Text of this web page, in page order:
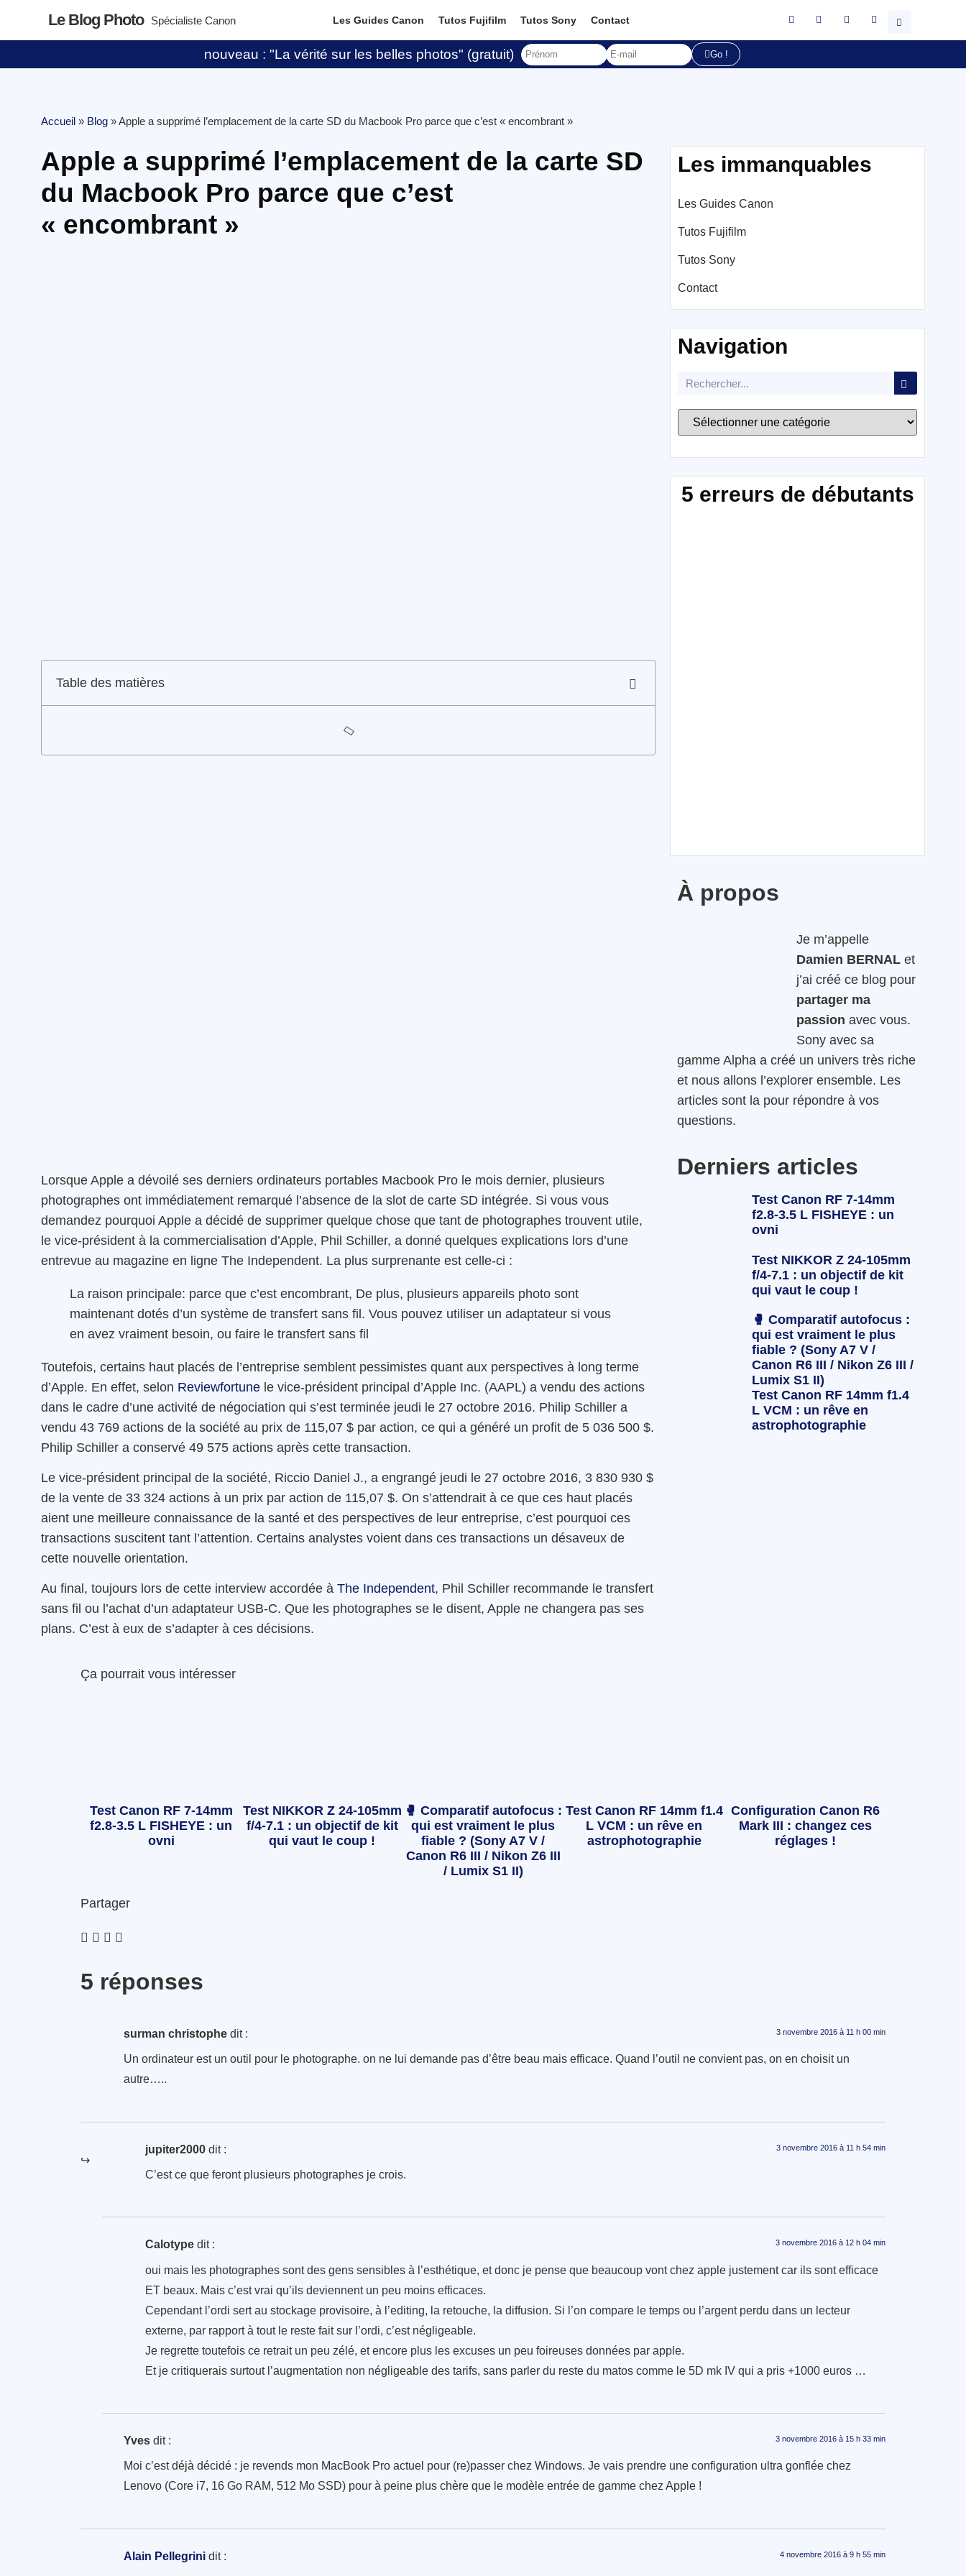
Le Blog Photo Spécialiste Canon Les Guides Canon Tutos Fujifilm Tutos Sony Contact
nouveau : "La vérité sur les belles photos" (gratuit) Go !
Accueil » Blog »Apple a supprimé l’emplacement de la carte SD du Macbook Pro parce que c’est « encombrant »
Apple a supprimé l’emplacement de la carte SD
du Macbook Pro parce que c’est
« encombrant »
Table des matières
Lorsque Apple a dévoilé ses derniers ordinateurs portables Macbook Pro le mois dernier, plusieurs
photographes ont immédiatement remarqué l’absence de la slot de carte SD intégrée. Si vous vous
demandez pourquoi Apple a décidé de supprimer quelque chose que tant de photographes trouvent utile,
le vice-président à la commercialisation d’Apple, Phil Schiller, a donné quelques explications lors d’une
entrevue au magazine en ligne The Independent. La plus surprenante est celle-ci :
La raison principale: parce que c’est encombrant, De plus, plusieurs appareils photo sont
maintenant dotés d’un système de transfert sans fil. Vous pouvez utiliser un adaptateur si vous
en avez vraiment besoin, ou faire le transfert sans fil
Toutefois, certains haut placés de l’entreprise semblent pessimistes quant aux perspectives à long terme
d’Apple. En effet, selon Reviewfortune le vice-président principal d’Apple Inc. (AAPL) a vendu des actions
dans le cadre d’une activité de négociation qui s’est terminée jeudi le 27 octobre 2016. Philip Schiller a
vendu 43 769 actions de la société au prix de 115,07 $ par action, ce qui a généré un profit de 5 036 500 $.
Philip Schiller a conservé 49 575 actions après cette transaction.
Le vice-président principal de la société, Riccio Daniel J., a engrangé jeudi le 27 octobre 2016, 3 830 930 $
de la vente de 33 324 actions à un prix par action de 115,07 $. On s’attendrait à ce que ces haut placés
aient une meilleure connaissance de la santé et des perspectives de leur entreprise, c’est pourquoi ces
transactions suscitent tant l’attention. Certains analystes voient dans ces transactions un désaveux de
cette nouvelle orientation.
Au final, toujours lors de cette interview accordée à The Independent, Phil Schiller recommande le transfert
sans fil ou l’achat d’un adaptateur USB-C. Que les photographes se le disent, Apple ne changera pas ses
plans. C’est à eux de s’adapter à ces décisions.
Les immanquables
Les Guides Canon
Tutos Fujifilm
Tutos Sony
Contact
Navigation
5 erreurs de débutants
À propos
Je m’appelle
Damien BERNAL et
j’ai créé ce blog pour
partager ma
passion avec vous.
Sony avec sa
gamme Alpha a créé un univers très riche
et nous allons l’explorer ensemble. Les
articles sont la pour répondre à vos
questions.
Derniers articles
Test Canon RF 7-14mm
f2.8-3.5 L FISHEYE : un
ovni
Test NIKKOR Z 24-105mm
f/4-7.1 : un objectif de kit
qui vaut le coup !
🥊 Comparatif autofocus :
qui est vraiment le plus
fiable ? (Sony A7 V /
Canon R6 III / Nikon Z6 III /
Lumix S1 II)
Test Canon RF 14mm f1.4
L VCM : un rêve en
astrophotographie
Ça pourrait vous intéresser
Test Canon RF 7-14mm
f2.8-3.5 L FISHEYE : un
ovni
Test NIKKOR Z 24-105mm
f/4-7.1 : un objectif de kit
qui vaut le coup !
🥊 Comparatif autofocus :
qui est vraiment le plus
fiable ? (Sony A7 V /
Canon R6 III / Nikon Z6 III
/ Lumix S1 II)
Test Canon RF 14mm f1.4
L VCM : un rêve en
astrophotographie
Configuration Canon R6
Mark III : changez ces
réglages !
Partager
5 réponses
surman christophe dit : 3 novembre 2016 à 11 h 00 min
Un ordinateur est un outil pour le photographe. on ne lui demande pas d’être beau mais efficace. Quand l’outil ne convient pas, on en choisit un
autre…..
jupiter2000 dit : 3 novembre 2016 à 11 h 54 min
C’est ce que feront plusieurs photographes je crois.
Calotype dit : 3 novembre 2016 à 12 h 04 min
oui mais les photographes sont des gens sensibles à l’esthétique, et donc je pense que beaucoup vont chez apple justement car ils sont efficace
ET beaux. Mais c’est vrai qu’ils deviennent un peu moins efficaces.
Cependant l’ordi sert au stockage provisoire, à l’editing, la retouche, la diffusion. Si l’on compare le temps ou l’argent perdu dans un lecteur
externe, par rapport à tout le reste fait sur l’ordi, c’est négligeable.
Je regrette toutefois ce retrait un peu zélé, et encore plus les excuses un peu foireuses données par apple.
Et je critiquerais surtout l’augmentation non négligeable des tarifs, sans parler du reste du matos comme le 5D mk IV qui a pris +1000 euros …
Yves dit : 3 novembre 2016 à 15 h 33 min
Moi c’est déjà décidé : je revends mon MacBook Pro actuel pour (re)passer chez Windows. Je vais prendre une configuration ultra gonflée chez
Lenovo (Core i7, 16 Go RAM, 512 Mo SSD) pour à peine plus chère que le modèle entrée de gamme chez Apple !
Alain Pellegrini dit : 4 novembre 2016 à 9 h 55 min